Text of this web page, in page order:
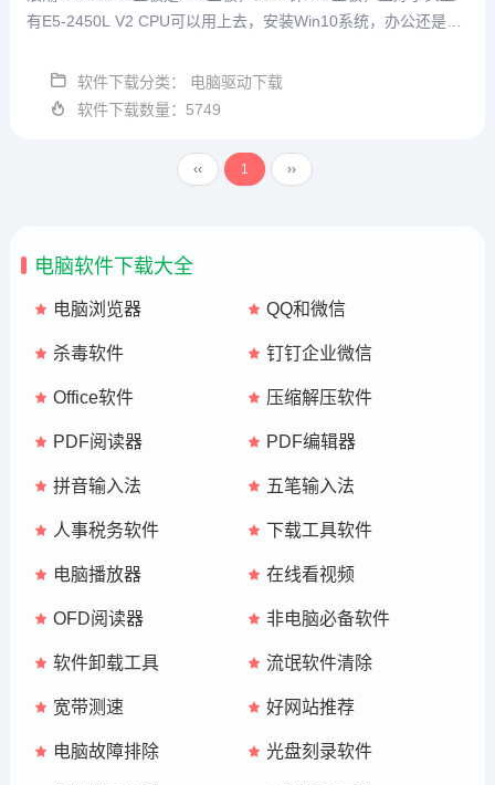
有E5-2450L V2 CPU可以用上去，安装Win10系统，办公还是可
的，两个固态组一个RAID0，以弥补...
软件下载分类： 电脑驱动下载
软件下载数量：5749
‹‹ 1 ››
电脑软件下载大全
电脑浏览器 QQ和微信
杀毒软件 钉钉企业微信
Office软件 压缩解压软件
PDF阅读器 PDF编辑器
拼音输入法 五笔输入法
人事税务软件 下载工具软件
电脑播放器 在线看视频
OFD阅读器 非电脑必备软件
软件卸载工具 流氓软件清除
宽带测速 好网站推荐
电脑故障排除 光盘刻录软件